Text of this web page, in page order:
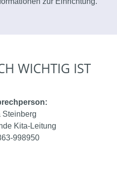
WICHTIG IST
Steinberg
Kita-Leitung
998950